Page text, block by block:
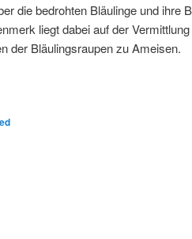
die bedrohten Bläulinge und ihre
liegt dabei auf der
der Bläulingsraupen zu Ameisen.